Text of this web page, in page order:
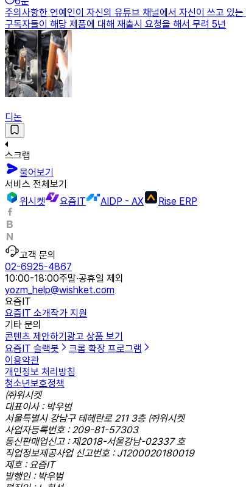
주의사항한 연예인이 자신의 유튜브 채널에서 자신이 쓰고 있
구독자들이 해당 제품에 대해 재출시 요청을 해서 무려 5년
디논
스크랩
물어보기
서비스 전체보기
위시켓
요즘IT AIDP - AX Rise ERP
고객 문의
02-6925-4867
10:00-18:00주말·공휴일 제외
yozm_help@wishket.com
요즘IT
요즘IT 소개작가 지원
기타 문의
콘텐츠 제안하기 광고 상품 보기
요즘IT 슬랙봇
크롬 확장 프로그램
이용약관
개인정보 처리방침
청소년보호정책
㈜위시켓
대표이사 : 박우범
서울특별시 강남구 테헤란로 211 3층 ㈜위시켓
사업자등록번호 : 209-81-57303
통신판매업신고 : 제2018-서울강남-02337 호
직업정보제공사업 신고번호 : J1200020180019
제호 : 요즘IT
발행인 : 박우범